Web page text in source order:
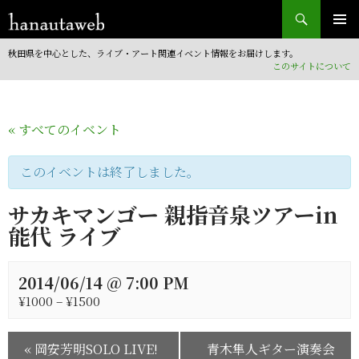
検
索
コ
ン
ン
移
秋田県を中心とした、ライブ・アート関連イベント情報をお届けします。
このサイトについて
« すべてのイベント
このイベントは終了しました。
サカキマンゴー 親指音泉ツアーin
能代 ライブ
2014/06/14 @ 7:00 PM
¥1000 – ¥1500
« 岡安芳明SOLO LIVE!
青木隼人ギター演奏会